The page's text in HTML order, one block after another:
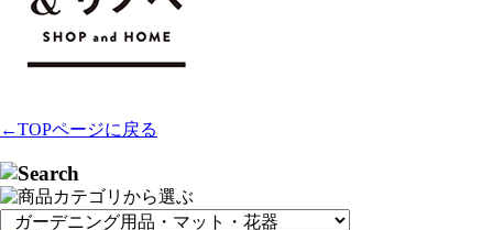
←TOPページに戻る